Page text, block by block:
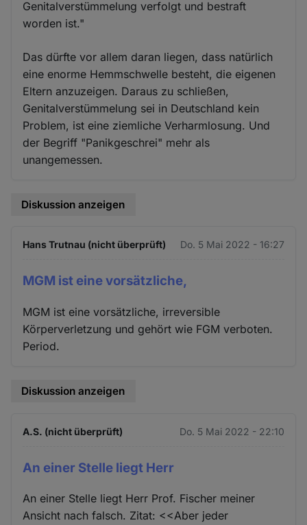
Genitalverstümmelung verfolgt und bestraft
worden ist."
Das dürfte vor allem daran liegen, dass natürlich
eine enorme Hemmschwelle besteht, die eigenen
Eltern anzuzeigen. Daraus zu schließen,
Genitalverstümmelung sei in Deutschland kein
Problem, ist eine ziemliche Verharmlosung. Und
der Begriff "Panikgeschrei" mehr als
unangemessen.
Diskussion anzeigen
Hans Trutnau (nicht überprüft) Do. 5 Mai 2022 - 16:27
MGM ist eine vorsätzliche,
MGM ist eine vorsätzliche, irreversible
Körperverletzung und gehört wie FGM verboten.
Period.
Diskussion anzeigen
A.S. (nicht überprüft) Do. 5 Mai 2022 - 22:10
An einer Stelle liegt Herr
An einer Stelle liegt Herr Prof. Fischer meiner
Ansicht nach falsch. Zitat: <<Aber jeder